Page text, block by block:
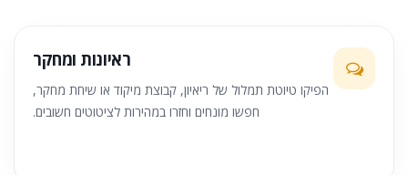
ראיונות ומחקר
הפיקו טיוטת תמלול של ריאיון, קבוצת מיקוד או שיחת מחקר,
חפשו מונחים וחזרו במהירות לציטוטים חשובים.